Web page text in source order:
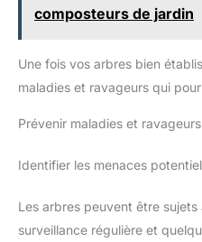
composteurs de jardin
Une fois vos arbres bien
maladies et ravageurs qui
Prévenir maladies et
Identifier les menaces
Les arbres peuvent être
surveillance régulière et